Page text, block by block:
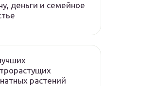
деньги и семейное
растений